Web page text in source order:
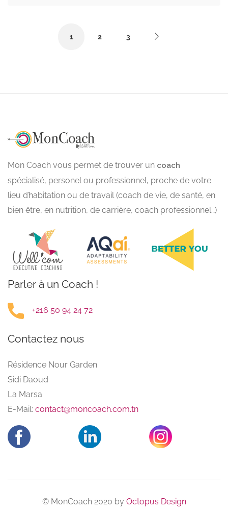
1 2 3
Mon Coach vous permet de trouver un coach
spécialisé, personel ou professionnel, proche de votre
lieu d’habitation ou de travail (coach de vie, de santé, en
bien être, en nutrition, de carrière, coach professionnel…)
Parler à un Coach !
+216 50 94 24 72
Contactez nous
Résidence Nour Garden
Sidi Daoud
La Marsa
E-Mail: contact@moncoach.com.tn
© MonCoach 2020 byOctopus Design